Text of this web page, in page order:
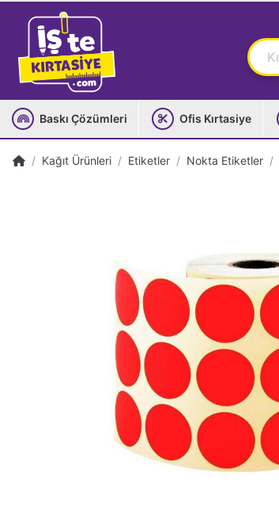
Baskı Çözümleri Ofis Kırtasiye
Kağıt Ürünleri Etiketler Nokta Etiketler